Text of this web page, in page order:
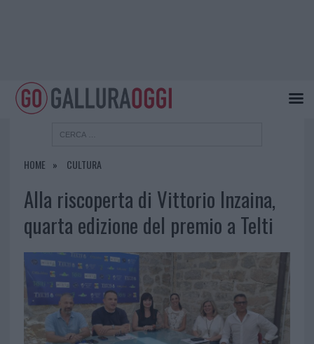
HOME CULTURA
Alla riscoperta di Vittorio Inzaina,
quarta edizione del premio a Telti